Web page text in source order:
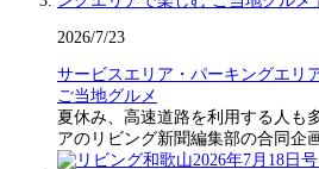
2026/7/23
サービスエリア・パーキングエリ
ご当地グルメ
夏休み、高速道路を利用する人も
アのリビング新聞編集部の合同企